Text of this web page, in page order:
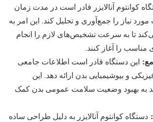
کوانتوم آنالایزر قادر است در مدت زمان
نیاز را جمع‌آوری و تحلیل کند. این امر به
تا به سرعت تشخیص‌های لازم را انجام
مناسب را آغاز کنند.
این دستگاه قادر است اطلاعات جامعی
و بیوشیمیایی بدن ارائه دهد. این
به بهبود وضعیت سلامت عمومی بدن کمک
دستگاه کوانتوم آنالایزر به دلیل طراحی ساده